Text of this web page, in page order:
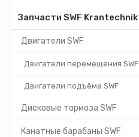
Запчасти SWF Krantechnik
Двигатели SWF
Двигатели перемещения SWF
Двигатели подъёма SWF
Дисковые тормоза SWF
Канатные барабаны SWF